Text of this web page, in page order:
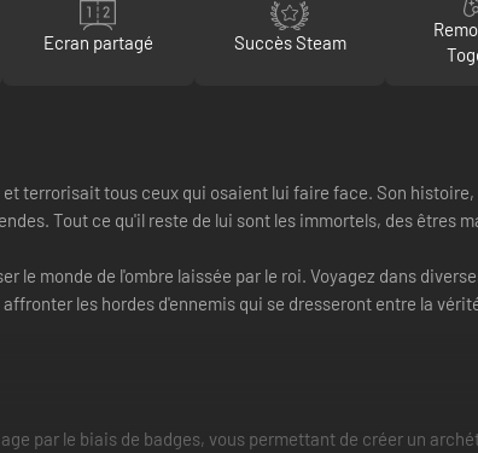
Ecran partagé Succès Steam
terrorisait tous ceux qui osaient lui faire face. Son
Tout ce qu'il reste de lui sont les immortels, des êtres
le monde de l'ombre laissée par le roi. Voyagez dans
les hordes d'ennemis qui se dresseront entre la
par le biais de badges, vous permettant de créer un